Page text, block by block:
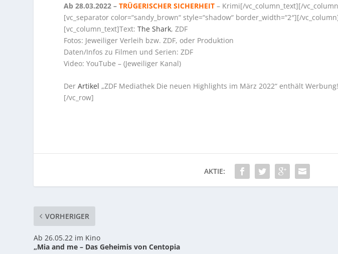
Ab 28.03.2022 –TRÜGERISCHER SICHERHEIT – Krimi[/vc_column_text][/
[vc_separator color=“sandy_brown“ style=“shadow“ border_width=“2″][/
[vc_column_text]Text:The Shark, ZDF
Fotos: Jeweiliger Verleih bzw. ZDF, oder Produktion
Daten/Infos zu Filmen und Serien: ZDF
Video: YouTube – (Jeweiliger Kanal)
DerArtikel „ZDF Mediathek Die neuen Highlights im März 2022“ enthält
[/vc_row]
AKTIE:
VORHERIGER
Ab 26.05.22 im Kino
„Mia and me – Das Geheimis von Centopia